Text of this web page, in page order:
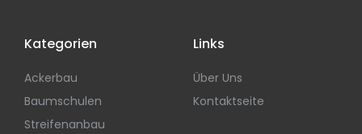
Kategorien
Ackerbau
Baumschulen
Streifenanbau
Links
Über Uns
Kontaktseite